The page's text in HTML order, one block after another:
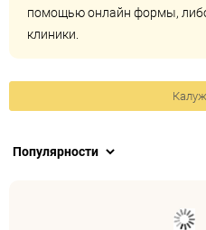
помощью онлайн формы,
клиники.